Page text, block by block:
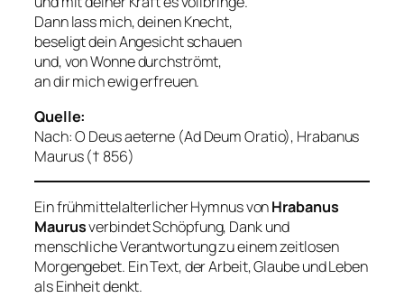
Dann lass mich, deinen Knecht,
beseligt dein Angesicht schauen
und, von Wonne durchströmt,
an dir mich ewig erfreuen.
Quelle:
Nach:O Deus aeterne (Ad Deum Oratio), Hrabanus
Maurus († 856)
Ein frühmittelalterlicher Hymnus vonHrabanus
Maurusverbindet Schöpfung, Dank und
menschliche Verantwortung zu einem zeitlosen
Morgengebet. Ein Text, der Arbeit, Glaube und Leben
als Einheit denkt.